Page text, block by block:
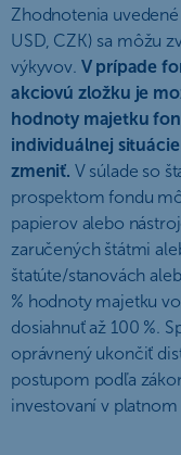
Zhodnotenia
USD, CZK) sa môžu
výkyvov. V prípade
akciovú zložku je
hodnoty majetku
individuálnej
zmeniť. V súlade so
prospektom fondu
papierov alebo
zaručených štátmi
štatúte/stanovách
% hodnoty majetku
dosiahnuť až 100 %.
oprávnený ukončiť
postupom podľa
investovaní v platnom